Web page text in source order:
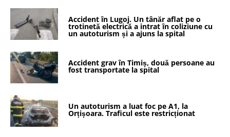
Accident în Lugoj. Un tânăr aflat pe o
trotinetă electrică a intrat în coliziune cu
un autoturism și a ajuns la spital
Accident grav în Timiș, două persoane au
fost transportate la spital
Un autoturism a luat foc pe A1, la
Orțișoara. Traficul este restricționat